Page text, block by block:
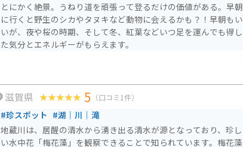
とにかく絶景。うねり道を頑張って登るだけの価値がある。早朝
に行くと野生のシカやタヌキなど動物に会えるかも？！早朝もい
いが、夜や桜の時期、そして冬、紅葉などいつ足を運んでも得し
た気分とエネルギーがもらえます。
滋賀県 5 （口コミ1件）
#珍スポット #湖｜川｜滝
地蔵川は、居醒の清水から湧き出る清水が源となっており、珍し
い水中花「梅花藻」を観察できることで知られています。梅花藻